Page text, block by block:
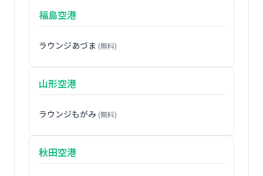
福島空港
ラウンジあづま (無料)
山形空港
ラウンジもがみ (無料)
秋田空港